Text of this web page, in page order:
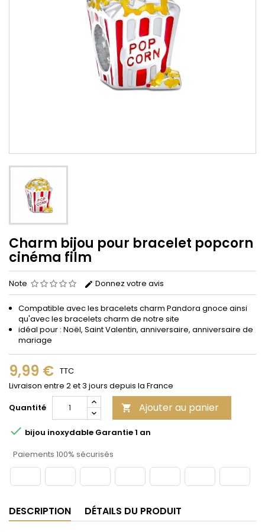
Charm bijou pour bracelet popcorn
cinéma film
Note Donnez votre avis
Compatible avec les bracelets charm Pandora gnoce ainsi
qu'avec les bracelets charm de notre site
idéal pour : Noël, Saint Valentin, anniversaire, anniversaire de
mariage
9,99 € TTC
Livraison entre 2 et 3 jours depuis la France
Quantité
 Ajouter au panier
 bijou inoxydable Garantie 1 an
Paiements 100% sécurisés
DESCRIPTION DÉTAILS DU PRODUIT